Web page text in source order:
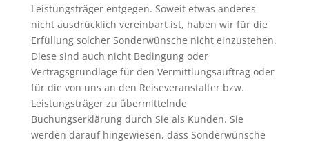
Leistungsträger entgegen. Soweit etwas anderes
nicht ausdrücklich vereinbart ist, haben wir für die
Erfüllung solcher Sonderwünsche nicht einzustehen.
Diese sind auch nicht Bedingung oder
Vertragsgrundlage für den Vermittlungsauftrag oder
für die von uns an den Reiseveranstalter bzw.
Leistungsträger zu übermittelnde
Buchungserklärung durch Sie als Kunden. Sie
werden darauf hingewiesen, dass Sonderwünsche